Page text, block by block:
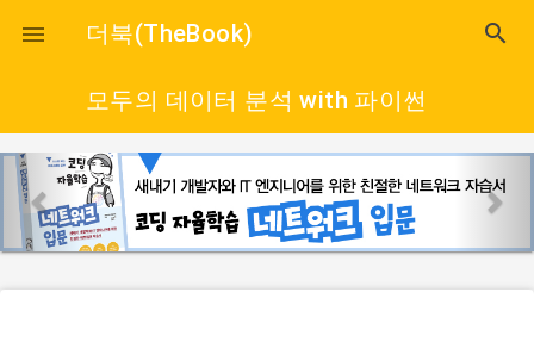
close
 더북(TheBook) search
모두의 데이터 분석 with 파이썬
p
r
e
e